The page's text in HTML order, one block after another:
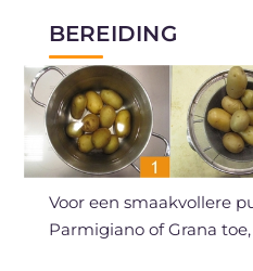
BEREIDING
Voor een smaakvollere
Parmigiano of Grana